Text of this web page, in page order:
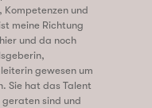
Kompetenzen und
meine Richtung
und da noch
gewesen um
Sie hat das Talent
geraten sind und